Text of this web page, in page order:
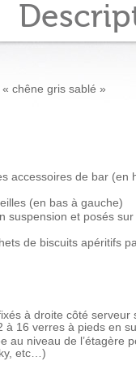
chêne gris sablé »
accessoires de bar (en
(en bas à gauche)
suspension et posés sur
de biscuits apéritifs
à droite côté serveur
à 16 verres à pieds en
au niveau de l’étagère
etc…)